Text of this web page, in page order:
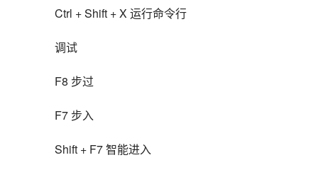
Ctrl + Shift + X 运行命令行
调试
F8 步过
F7 步入
Shift + F7 智能进入